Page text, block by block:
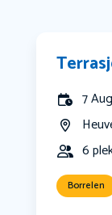
7
6
Borrelen